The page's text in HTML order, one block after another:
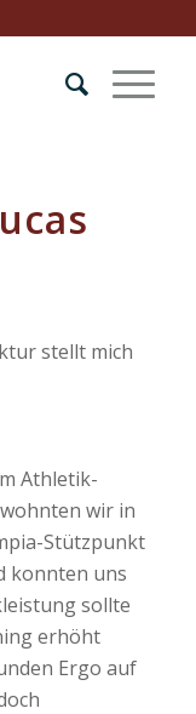
stellt mich
Athletik-
wir in
Stützpunkt
konnten uns
sollte
erhöht
Ergo auf